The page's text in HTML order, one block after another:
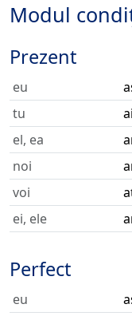
Modul
Prezent
eu
tu
ai
el, ea
noi
voi
ei, ele
Perfect
eu